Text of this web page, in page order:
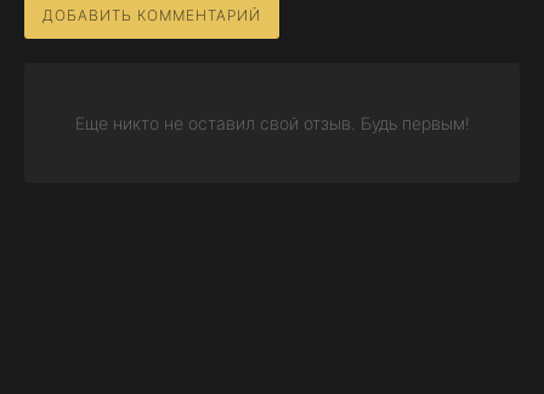
ДОБАВИТЬ КОММЕНТАРИЙ
Еще никто не оставил свой отзыв. Будь первым!